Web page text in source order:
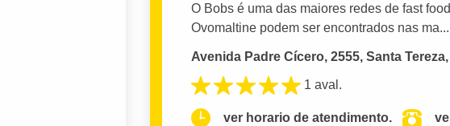
O Bobs é uma das maiores redes de fast
Ovomaltine podem ser encontrados nas ma...
Avenida Padre Cícero, 2555, Santa
1 aval.
ver horario de atendimento.